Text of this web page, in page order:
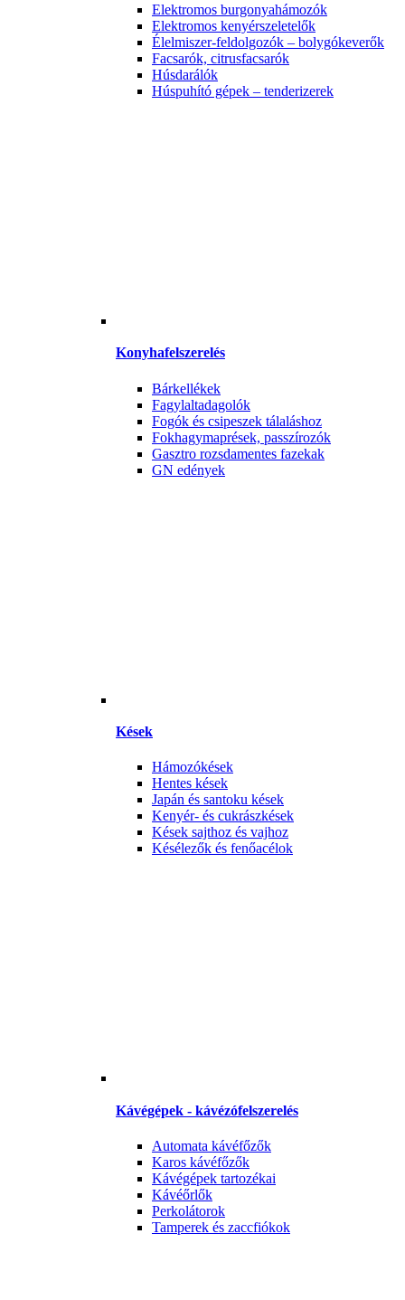
Elektromos burgonyahámozók
Elektromos kenyérszeletelők
Élelmiszer-feldolgozók – bolygókeverők
Facsarók, citrusfacsarók
Húsdarálók
Húspuhító gépek – tenderizerek
Konyhafelszerelés
Bárkellékek
Fagylaltadagolók
Fogók és csipeszek tálaláshoz
Fokhagymaprések, passzírozók
Gasztro rozsdamentes fazekak
GN edények
Kések
Hámozókések
Hentes kések
Japán és santoku kések
Kenyér- és cukrászkések
Kések sajthoz és vajhoz
Késélezők és fenőacélok
Kávégépek - kávézófelszerelés
Automata kávéfőzők
Karos kávéfőzők
Kávégépek tartozékai
Kávéőrlők
Perkolátorok
Tamperek és zaccfiókok